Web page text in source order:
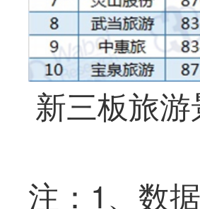
新三板旅
注：1、数